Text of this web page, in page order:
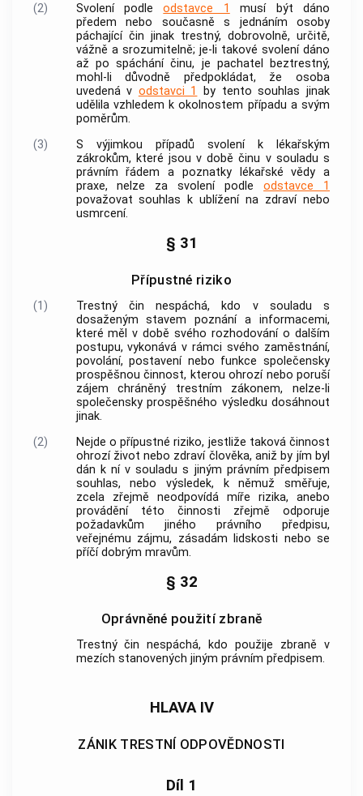
(2)
Svolení podleodstavce 1
musí být dáno
předem nebo současně s jednáním osoby
páchající čin jinak trestný, dobrovolně, určitě,
vážně a srozumitelně; je-li takové svolení dáno
až po spáchání činu, je pachatel beztrestný,
mohl-li důvodně předpokládat, že osoba
uvedená v odstavci 1
by tento souhlas jinak
udělila vzhledem k okolnostem případu a svým
poměrům.
(3)
S výjimkou případů svolení k lékařským
zákrokům, které jsou v době činu v souladu s
právním řádem a poznatky lékařské vědy a
praxe, nelze za svolení podleodstavce 1
považovat souhlas kublížení na zdravínebo
usmrcení.
§ 31
Přípustné riziko
(1) Trestný čin nespáchá, kdo v souladu s
dosaženým stavem poznání a informacemi,
které měl v době svého rozhodování o dalším
postupu, vykonává v rámci svého zaměstnání,
povolání, postavení nebo funkce společensky
prospěšnou činnost, kterou ohrozí nebo poruší
zájem chráněný trestním zákonem, nelze-li
společensky prospěšného výsledku dosáhnout
jinak.
(2)
Nejde o přípustné riziko, jestliže taková činnost
ohrozí život nebo zdraví člověka, aniž by jím byl
dán k ní v souladu s jiným právním předpisem
souhlas, nebo výsledek, k němuž směřuje,
zcela zřejmě neodpovídá míře rizika, anebo
provádění této činnosti zřejmě odporuje
požadavkům jiného právního předpisu,
veřejnému zájmu, zásadám lidskosti nebo se
příčí dobrým mravům.
§ 32
Oprávněné použití zbraně
Trestný čin nespáchá, kdo použije zbraně v
mezích stanovených jiným právním předpisem.
HLAVA IV
ZÁNIK TRESTNÍ ODPOVĚDNOSTI
Díl 1